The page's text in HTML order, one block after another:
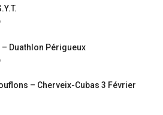
Duathlon Périgueux
– Cherveix-Cubas 3 Février